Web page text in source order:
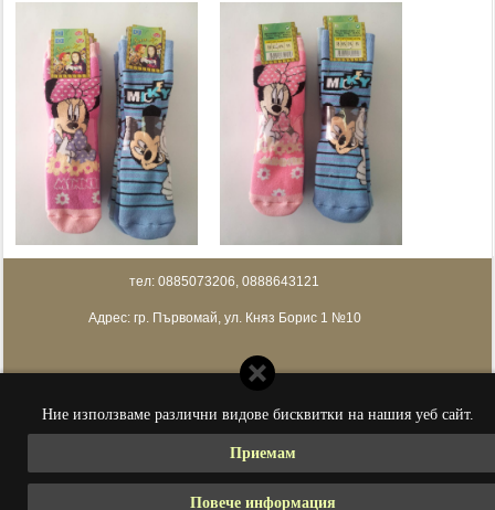
Ние използваме различни видове бисквитки на нашия уеб сайт.
Приемам
Повече информация
тел: 0885073206, 0888643121
Адрес: гр. Първомай, ул. Княз Борис 1 №10